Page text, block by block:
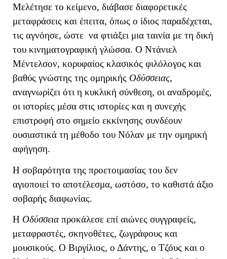
Μελέτησε το κείμενο, διάβασε διαφορετικές
μεταφράσεις και έπειτα, όπως ο ίδιος παραδέχεται,
τις αγνόησε, ώστε να φτιάξει μια ταινία με τη δική
του κινηματογραφική γλώσσα. Ο Ντάνιελ
Μέντελσον, κορυφαίος κλασικός φιλόλογος και
βαθύς γνώστης της ομηρικής Οδύσσειας,
αναγνωρίζει ότι η κυκλική σύνθεση, οι αναδρομές,
οι ιστορίες μέσα στις ιστορίες και η συνεχής
επιστροφή στο σημείο εκκίνησης συνδέουν
ουσιαστικά τη μέθοδο του Νόλαν με την ομηρική
αφήγηση.
Η σοβαρότητα της προετοιμασίας του δεν
αγιοποιεί το αποτέλεσμα, ωστόσο, το καθιστά άξιο
σοβαρής διαφωνίας.
Η Οδύσσειαπροκάλεσε επί αιώνες συγγραφείς,
μεταφραστές, σκηνοθέτες, ζωγράφους και
μουσικούς. Ο Βιργίλιος, ο Δάντης, ο Τζόυς και ο